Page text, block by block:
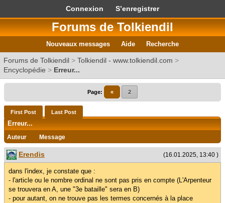
Connexion S’enregistrer
Forums de Tolkiendil
Nouveaux messages Aide Recherche
Forums de Tolkiendil > Tolkiendil - www.tolkiendil.com >
Encyclopédie > Erreur...
Page: « 2
First Post Last Post
Erreur...
Auteur Message
(16.01.2025, 13:40 )
Erendis
dans l'index, je constate que :
- l'article ou le nombre ordinal ne sont pas pris en compte (L'Arpenteur
se trouvera en A, une "3e bataille" sera en B)
- pour autant, on ne trouve pas les termes concernés à la place